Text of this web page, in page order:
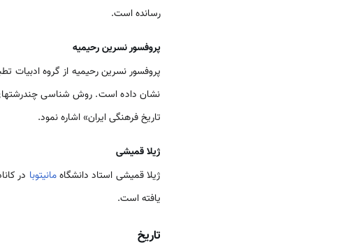
رسانده‏ است.
پروفسور نسرین رحیمیه
پروفسور نسرین رحیمیه از گروه ادبیات
نشان داده است. روش ‏شناسی چندرشته‏ای
تاریخ فرهنگی ایران» اشاره نمود.
ژیلا قمیشی
ژیلا قمیشی استاد دانشگاهمانیتوبا در
یافته است.
تاریخ